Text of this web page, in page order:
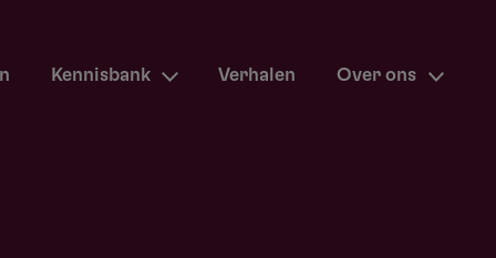
Kennisbank Verhalen Over ons